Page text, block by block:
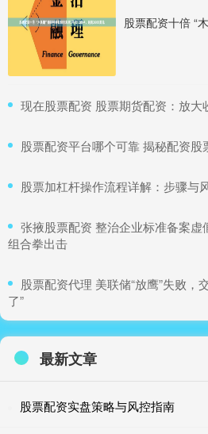
现在股票配资 股票期货配资：放大
股票配资平台哪个可靠 揭秘配资
股票加杠杆操作流程详解：步骤与
张掖股票配资 整治企业标准备案虚
组合拳出击
股票配资代理 美联储“放鹰”失败，
了”
最新文章
股票配资实盘策略与风控指南